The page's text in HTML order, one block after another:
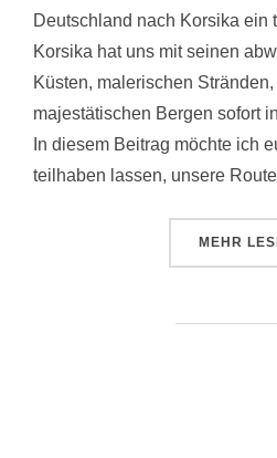
Deutschland nach Korsika ein
Korsika hat uns mit seinen
Küsten, malerischen
majestätischen Bergen sofort
In diesem Beitrag möchte ich
teilhaben lassen, unsere
MEHR